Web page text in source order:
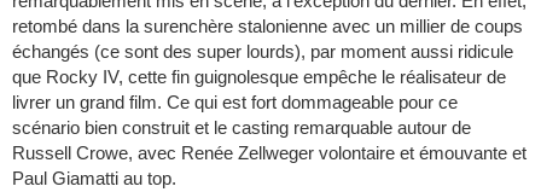
retombé dans la surenchère stalonienne avec un millier de coups
échangés (ce sont des super lourds), par moment aussi ridicule
que Rocky IV, cette fin guignolesque empêche le réalisateur de
livrer un grand film. Ce qui est fort dommageable pour ce
scénario bien construit et le casting remarquable autour de
Russell Crowe, avec Renée Zellweger volontaire et émouvante et
Paul Giamatti au top.